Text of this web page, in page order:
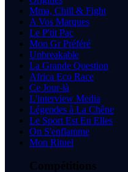
Mma, Chill & Fight
A Vos Marques
Le P'tit Pac
Mon Gr Préféré
Unbreakable
La Grande Question
Africa Eco Race
Ce Jour-là
L'interview Media
Légendes à La Chêne
Le Sport Est En Elles
On S'enflamme
Mon Rituel
Compétitions